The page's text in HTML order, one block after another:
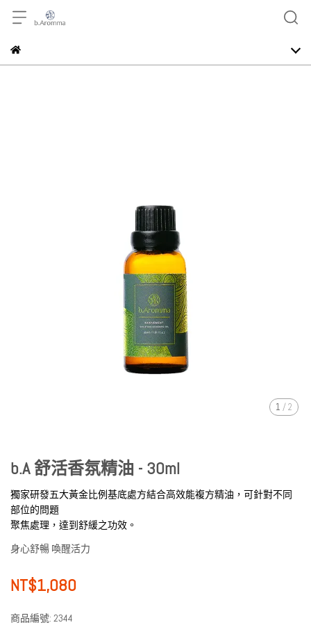
1 /2
b.A 舒活香氛精油 - 30ml
獨家研發五大黃金比例基底處方結合高效能複方精油，可針對不同
部位的問題
聚焦處理，達到舒緩之功效。
身心舒暢 喚醒活力
NT$1,080
商品編號: 2344